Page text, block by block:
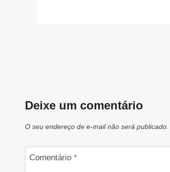
Deixe um comentário
O seu endereço de e-mail não será publicado.
Comentário *